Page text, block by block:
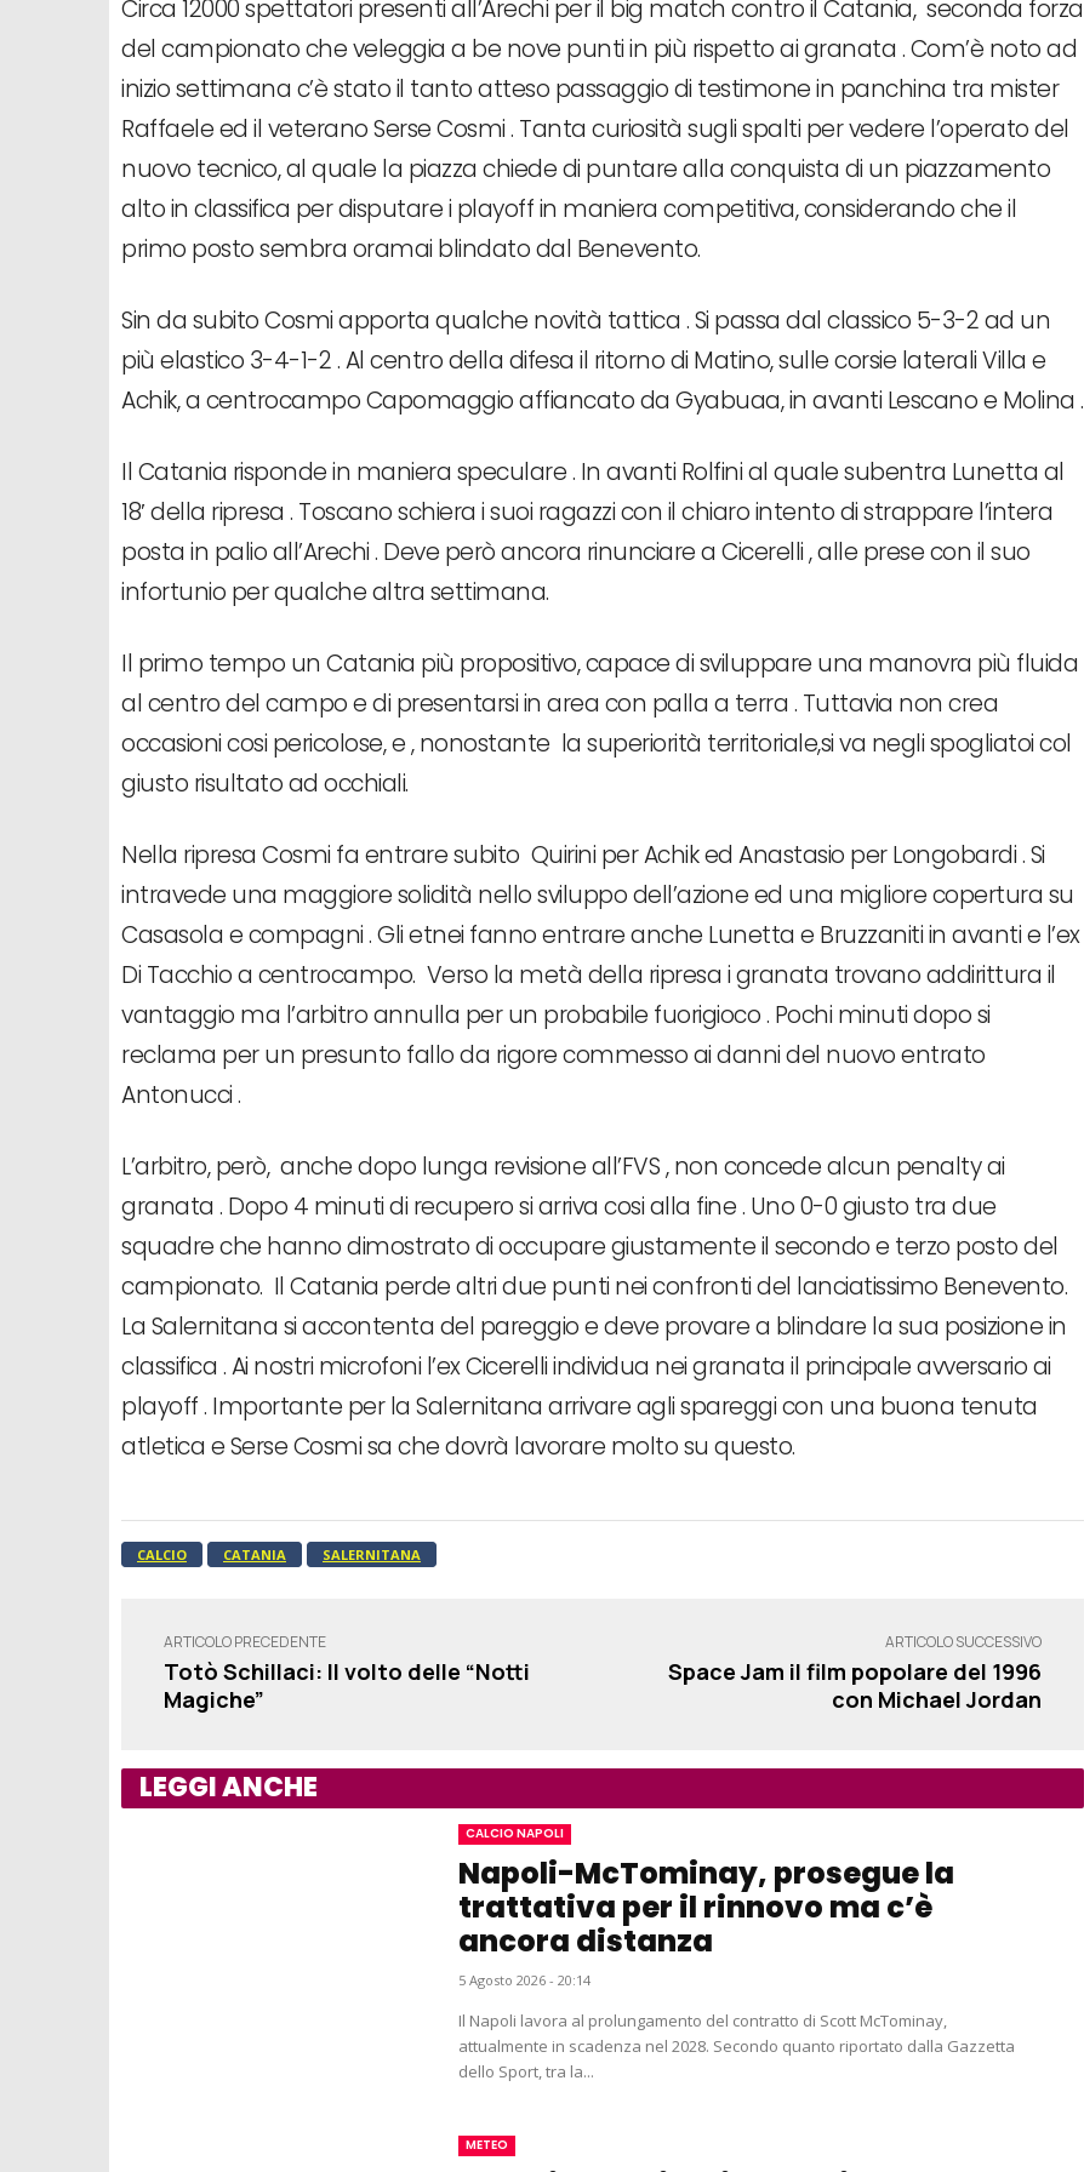
Circa 12000 spettatori presenti all’Arechi per il big match contro il Catania, seconda forza
del campionato che veleggia a be nove punti in più rispetto ai granata . Com’è noto ad
inizio settimana c’è stato il tanto atteso passaggio di testimone in panchina tra mister
Raffaele ed il veterano Serse Cosmi . Tanta curiosità sugli spalti per vedere l’operato del
nuovo tecnico, al quale la piazza chiede di puntare alla conquista di un piazzamento
alto in classifica per disputare i playoff in maniera competitiva, considerando che il
primo posto sembra oramai blindato dal Benevento.
Sin da subito Cosmi apporta qualche novità tattica . Si passa dal classico 5-3-2 ad un
più elastico 3-4-1-2 . Al centro della difesa il ritorno di Matino, sulle corsie laterali Villa e
Achik, a centrocampo Capomaggio affiancato da Gyabuaa, in avanti Lescano e Molina .
Il Catania risponde in maniera speculare . In avanti Rolfini al quale subentra Lunetta al
18′ della ripresa . Toscano schiera i suoi ragazzi con il chiaro intento di strappare l’intera
posta in palio all’Arechi . Deve però ancora rinunciare a Cicerelli , alle prese con il suo
infortunio per qualche altra settimana.
Il primo tempo un Catania più propositivo, capace di sviluppare una manovra più fluida
al centro del campo e di presentarsi in area con palla a terra . Tuttavia non crea
occasioni cosi pericolose, e , nonostante la superiorità territoriale,si va negli spogliatoi col
giusto risultato ad occhiali.
Nella ripresa Cosmi fa entrare subito Quirini per Achik ed Anastasio per Longobardi . Si
intravede una maggiore solidità nello sviluppo dell’azione ed una migliore copertura su
Casasola e compagni . Gli etnei fanno entrare anche Lunetta e Bruzzaniti in avanti e l’ex
Di Tacchio a centrocampo. Verso la metà della ripresa i granata trovano addirittura il
vantaggio ma l’arbitro annulla per un probabile fuorigioco . Pochi minuti dopo si
reclama per un presunto fallo da rigore commesso ai danni del nuovo entrato
Antonucci .
L’arbitro, però, anche dopo lunga revisione all’FVS , non concede alcun penalty ai
granata . Dopo 4 minuti di recupero si arriva cosi alla fine . Uno 0-0 giusto tra due
squadre che hanno dimostrato di occupare giustamente il secondo e terzo posto del
campionato. Il Catania perde altri due punti nei confronti del lanciatissimo Benevento.
La Salernitana si accontenta del pareggio e deve provare a blindare la sua posizione in
classifica . Ai nostri microfoni l’ex Cicerelli individua nei granata il principale avversario ai
playoff . Importante per la Salernitana arrivare agli spareggi con una buona tenuta
atletica e Serse Cosmi sa che dovrà lavorare molto su questo.
CALCIO CATANIA SALERNITANA
ARTICOLO PRECEDENTE
Totò Schillaci: Il volto delle “Notti
Magiche”
ARTICOLO SUCCESSIVO
Space Jam il film popolare del 1996
con Michael Jordan
LEGGI ANCHE
CALCIO NAPOLI
Napoli-McTominay, prosegue la
trattativa per il rinnovo ma c’è
ancora distanza
5 Agosto 2026 - 20:14
Il Napoli lavora al prolungamento del contratto di Scott McTominay,
attualmente in scadenza nel 2028. Secondo quanto riportato dalla Gazzetta
dello Sport, tra la...
METEO